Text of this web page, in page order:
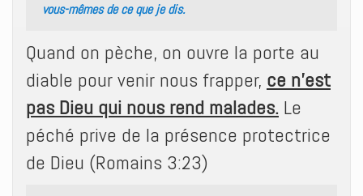
vous-mêmes de ce que je dis.
Quand on pèche, on ouvre la porte au
diable pour venir nous frapper, ce n’est
pas Dieu qui nous rend malades. Le
péché prive de la présence protectrice
de Dieu (Romains 3:23)